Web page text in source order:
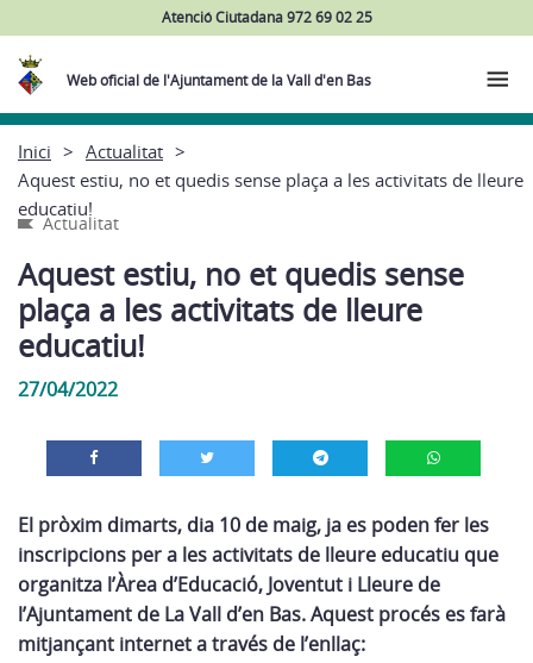
Atenció Ciutadana 972 69 02 25
Web oficial de l'Ajuntament de la Vall d'en Bas
Inici
Actualitat
Aquest estiu, no et quedis sense plaça a les activitats de lleure
educatiu!
Actualitat
Aquest estiu, no et quedis sense
plaça a les activitats de lleure
educatiu!
27/04/2022
El pròxim dimarts, dia 10 de maig, ja es poden fer les
inscripcions per a les activitats de lleure educatiu que
organitza l’Àrea d’Educació, Joventut i Lleure de
l’Ajuntament de La Vall d’en Bas. Aquest procés es farà
mitjançant internet a través de l’enllaç: